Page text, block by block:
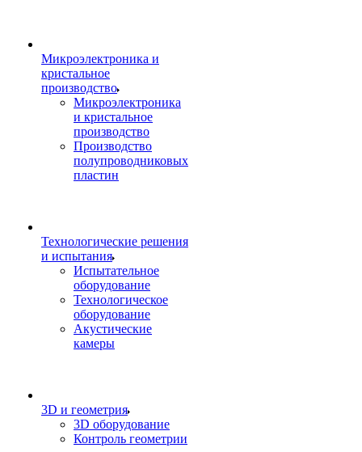
Микроэлектроника и
кристальное
производство
Микроэлектроника
и кристальное
производство
Производство
полупроводниковых
пластин
Технологические решения
и испытания
Испытательное
оборудование
Технологическое
оборудование
Акустические
камеры
3D и геометрия
3D оборудование
Контроль геометрии